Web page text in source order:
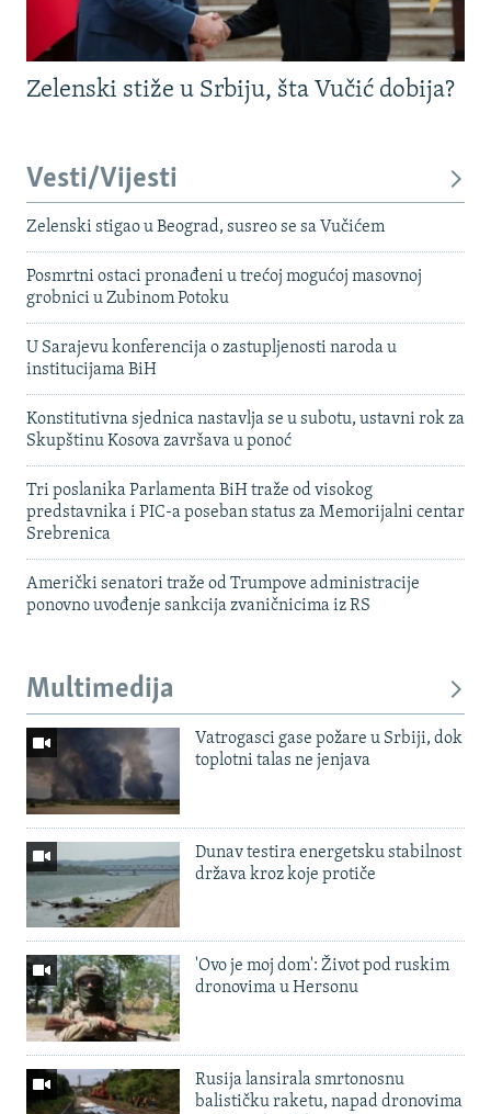
Zelenski stiže u Srbiju, šta Vučić dobija?
Vesti/Vijesti
Zelenski stigao u Beograd, susreo se sa Vučićem
Posmrtni ostaci pronađeni u trećoj mogućoj masovnoj
grobnici u Zubinom Potoku
U Sarajevu konferencija o zastupljenosti naroda u
institucijama BiH
Konstitutivna sjednica nastavlja se u subotu, ustavni rok za
Skupštinu Kosova završava u ponoć
Tri poslanika Parlamenta BiH traže od visokog
predstavnika i PIC-a poseban status za Memorijalni centar
Srebrenica
Američki senatori traže od Trumpove administracije
ponovno uvođenje sankcija zvaničnicima iz RS
Multimedija
Vatrogasci gase požare u Srbiji, dok
toplotni talas ne jenjava
Dunav testira energetsku stabilnost
država kroz koje protiče
'Ovo je moj dom': Život pod ruskim
dronovima u Hersonu
Rusija lansirala smrtonosnu
balističku raketu, napad dronovima